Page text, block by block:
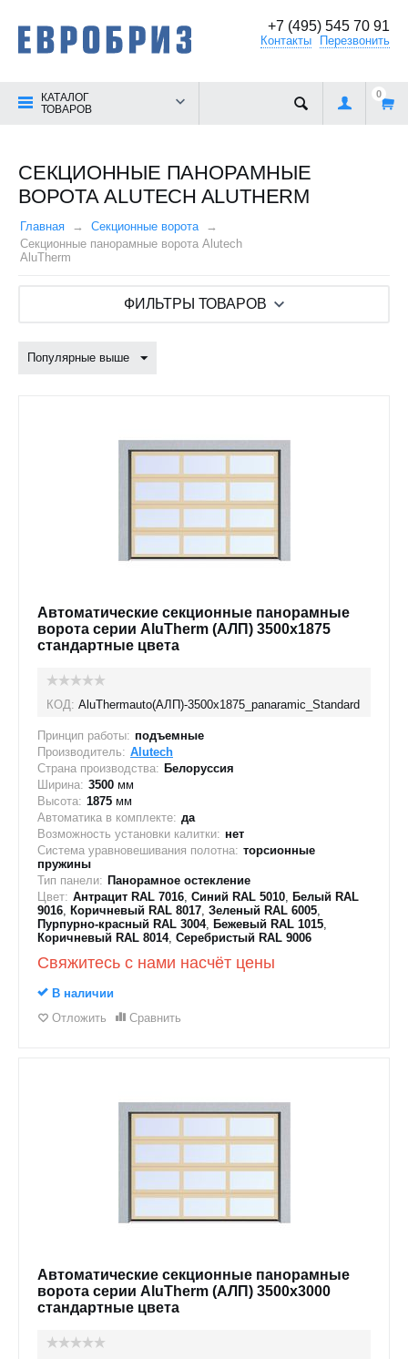
+7 (495) 545 70 91
Контакты Перезвонить
КАТАЛОГ
ТОВАРОВ
0
СЕКЦИОННЫЕ ПАНОРАМНЫЕ
ВОРОТА ALUTECH ALUTHERM
Главная
Секционные ворота
Секционные панорамные ворота Alutech
AluTherm
ФИЛЬТРЫ ТОВАРОВ
Популярные выше
Автоматические секционные панорамные
ворота серии AluTherm (АЛП) 3500х1875
стандартные цвета
КОД: AluThermauto(АЛП)-3500х1875_panaramic_Standard
Принцип работы: подъемные
Производитель: Alutech
Страна производства: Белоруссия
Ширина: 3500 мм
Высота: 1875 мм
Автоматика в комплекте: да
Возможность установки калитки: нет
Система уравновешивания полотна: торсионные
пружины
Тип панели: Панорамное остекление
Цвет: Антрацит RAL 7016, Синий RAL 5010, Белый RAL
9016, Коричневый RAL 8017, Зеленый RAL 6005,
Пурпурно-красный RAL 3004, Бежевый RAL 1015,
Коричневый RAL 8014, Серебристый RAL 9006
Свяжитесь с нами насчёт цены
В наличии
Отложить
Сравнить
Автоматические секционные панорамные
ворота серии AluTherm (АЛП) 3500х3000
стандартные цвета